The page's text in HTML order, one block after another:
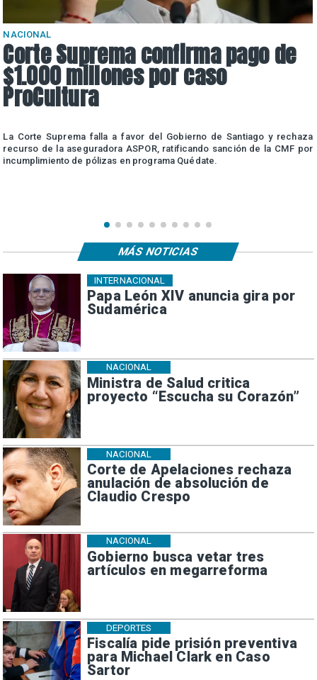
NACIONAL
Corte Suprema confirma pago de
$1.000 millones por caso
ProCultura
La Corte Suprema falla a favor del Gobierno de Santiago y rechaza
recurso de la aseguradora ASPOR, ratificando sanción de la CMF por
incumplimiento de pólizas en programa Quédate.
Papa León XIV anuncia gira por
Sudamérica
INTERNACIONAL
Ministra de Salud critica
proyecto “Escucha su Corazón”
NACIONAL
Corte de Apelaciones rechaza
anulación de absolución de
Claudio Crespo
NACIONAL
Gobierno busca vetar tres
artículos en megarreforma
NACIONAL
Fiscalía pide prisión preventiva
para Michael Clark en Caso
Sartor
DEPORTES
MÁS NOTICIAS